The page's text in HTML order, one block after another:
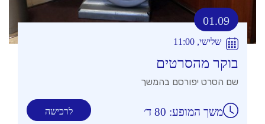
01.09
שלישי, 11:00
בוקר מהסרטים
שם הסרט יפורסם בהמשך
לרכישה משך המופע: 80 ד׳